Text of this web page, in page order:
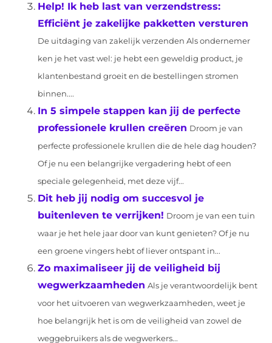
Help! Ik heb last van verzendstress:
Efficiënt je zakelijke pakketten versturen
De uitdaging van zakelijk verzenden Als ondernemer
ken je het vast wel: je hebt een geweldig product, je
klantenbestand groeit en de bestellingen stromen
binnen....
In 5 simpele stappen kan jij de perfecte
professionele krullen creëren Droom je van
perfecte professionele krullen die de hele dag houden?
Of je nu een belangrijke vergadering hebt of een
speciale gelegenheid, met deze vijf...
Dit heb jij nodig om succesvol je
buitenleven te verrijken! Droom je van een tuin
waar je het hele jaar door van kunt genieten? Of je nu
een groene vingers hebt of liever ontspant in...
Zo maximaliseer jij de veiligheid bij
wegwerkzaamheden Als je verantwoordelijk bent
voor het uitvoeren van wegwerkzaamheden, weet je
hoe belangrijk het is om de veiligheid van zowel de
weggebruikers als de wegwerkers...